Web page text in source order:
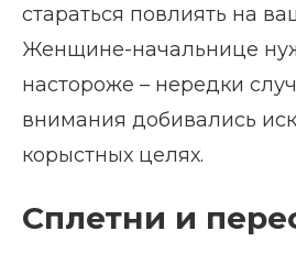
стараться повлиять на
Женщине-начальнице
настороже – нередки
внимания добивались
корыстных целях.
Сплетни и